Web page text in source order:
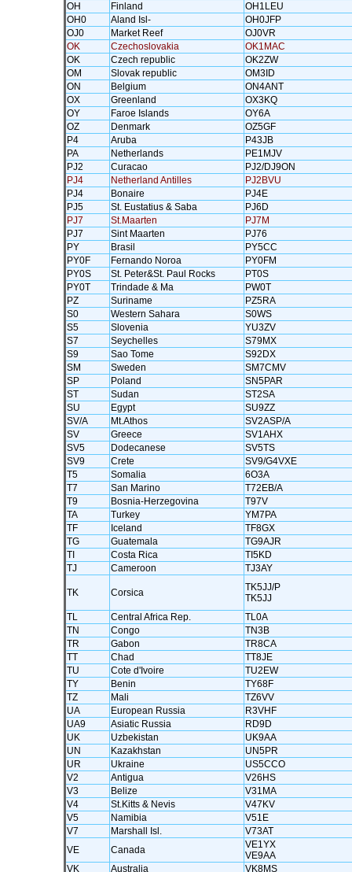
OH
Finland
OH1LEU
OH0
Aland Isl-
OH0JFP
OJ0
Market Reef
OJ0VR
OK
Czechoslovakia
OK1MAC
OK
Czech republic
OK2ZW
OM
Slovak republic
OM3ID
ON
Belgium
ON4ANT
OX
Greenland
OX3KQ
OY
Faroe Islands
OY6A
OZ
Denmark
OZ5GF
P4
Aruba
P43JB
PA
Netherlands
PE1MJV
PJ2
Curacao
PJ2/DJ9ON
PJ4
Netherland Antilles
PJ2BVU
PJ4
Bonaire
PJ4E
PJ5
St. Eustatius & Saba
PJ6D
PJ7
St.Maarten
PJ7M
PJ7
Sint Maarten
PJ76
PY
Brasil
PY5CC
PY0F
Fernando Noroa
PY0FM
PY0S
St. Peter&St. Paul Rocks
PT0S
PY0T
Trindade & Ma
PW0T
PZ
Suriname
PZ5RA
S0
Western Sahara
S0WS
S5
Slovenia
YU3ZV
S7
Seychelles
S79MX
S9
Sao Tome
S92DX
SM
Sweden
SM7CMV
SP
Poland
SN5PAR
ST
Sudan
ST2SA
SU
Egypt
SU9ZZ
SV/A
Mt.Athos
SV2ASP/A
SV
Greece
SV1AHX
SV5
Dodecanese
SV5TS
SV9
Crete
SV9/G4VXE
T5
Somalia
6O3A
T7
San Marino
T72EB/A
T9
Bosnia-Herzegovina
T97V
TA
Turkey
YM7PA
TF
Iceland
TF8GX
TG
Guatemala
TG9AJR
TI
Costa Rica
TI5KD
TJ
Cameroon TJ3AY
TK Corsica
TK5JJ/P
TK5JJ
TL
Central Africa Rep.
TL0A
TN
Congo
TN3B
TR
Gabon
TR8CA
TT
Chad
TT8JE
TU
Cote d'Ivoire
TU2EW
TY
Benin
TY68F
TZ
Mali
TZ6VV
UA
European Russia
R3VHF
UA9
Asiatic Russia
RD9D
UK
Uzbekistan
UK9AA
UN
Kazakhstan
UN5PR
UR
Ukraine
US5CCO
V2
Antigua
V26HS
V3
Belize
V31MA
V4
St.Kitts & Nevis
V47KV
V5
Namibia
V51E
V7
Marshall Isl.
V73AT
VE
Canada
VE1YX
VE9AA
VK
Australia
VK8MS